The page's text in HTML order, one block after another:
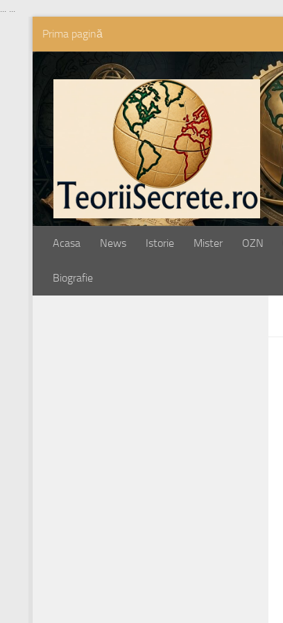
... ...
Skip to content
Prima pagină
Acasa News Istorie Mister OZN
Biografie